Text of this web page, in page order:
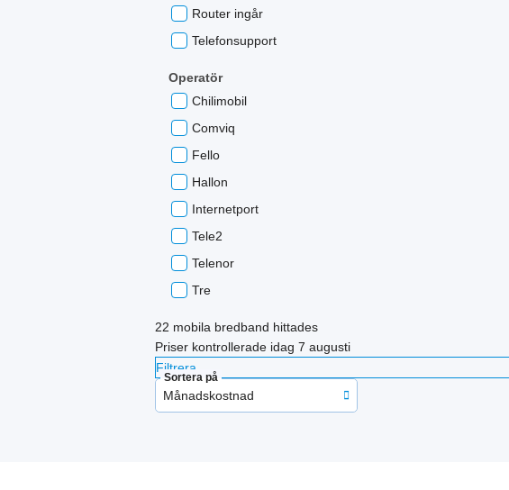
Router ingår
Telefonsupport
Operatör
Chilimobil
Comviq
Fello
Hallon
Internetport
Tele2
Telenor
Tre
22 mobila bredband hittades
Priser kontrollerade idag 7 augusti
Filtrera
Sortera på
Månadskostnad